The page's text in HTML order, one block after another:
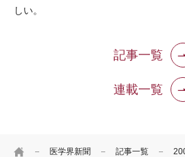
HOME 医学界新聞 記事一覧
しい。
記事一覧
連載一覧